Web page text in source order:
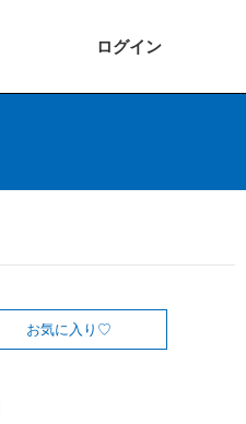
ログイン
お気に入り